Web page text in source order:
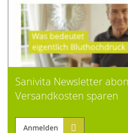
Sanivita Newsletter
Versandkosten sparen
Anmelden